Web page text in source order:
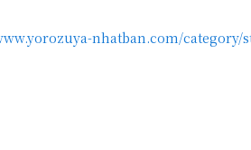
nhatban.com/category/